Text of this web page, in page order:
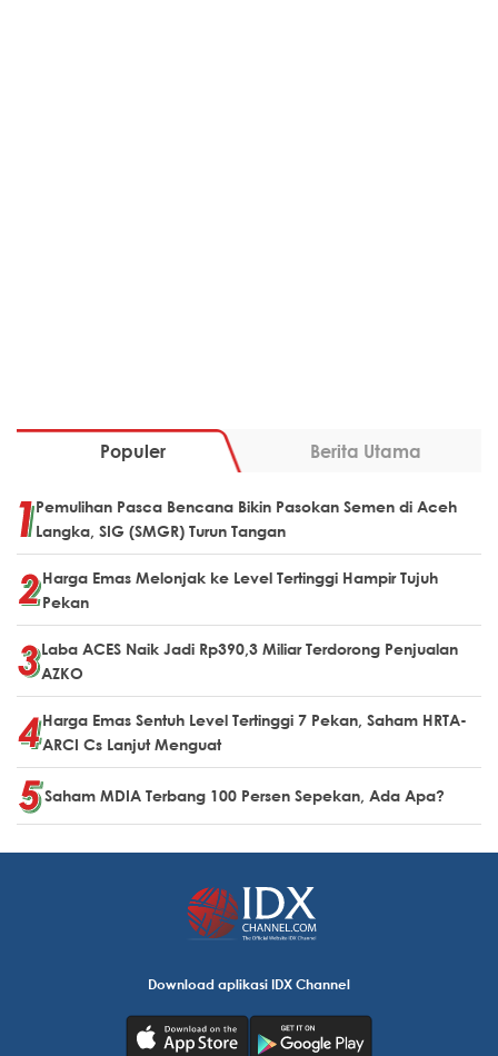
Populer Berita Utama
Pemulihan Pasca Bencana Bikin Pasokan Semen di Aceh
Langka, SIG (SMGR) Turun Tangan
Harga Emas Melonjak ke Level Tertinggi Hampir Tujuh
Pekan
Laba ACES Naik Jadi Rp390,3 Miliar Terdorong Penjualan
AZKO
Harga Emas Sentuh Level Tertinggi 7 Pekan, Saham HRTA-
ARCI Cs Lanjut Menguat
Saham MDIA Terbang 100 Persen Sepekan, Ada Apa?
Download aplikasi IDX Channel